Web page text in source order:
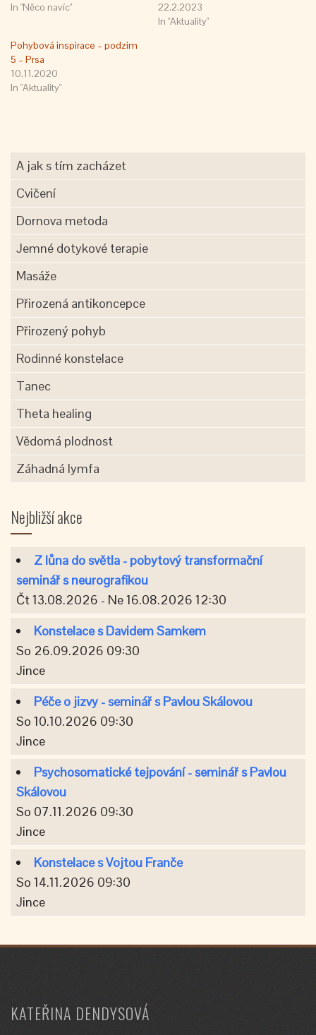
In "Něco navíc"
22.2.2023
In "Aktuality"
Pohybová inspirace – podzim
5 – Prsa
10.11.2020
In "Aktuality"
A jak s tím zacházet
Cvičení
Dornova metoda
Jemné dotykové terapie
Masáže
Přirozená antikoncepce
Přirozený pohyb
Rodinné konstelace
Tanec
Theta healing
Vědomá plodnost
Záhadná lymfa
Nejbližší akce
Z lůna do světla - pobytový transformační
seminář s neurografikou
Čt 13.08.2026 - Ne 16.08.2026 12:30
Konstelace s Davidem Samkem
So 26.09.2026 09:30
Jince
Péče o jizvy - seminář s Pavlou Skálovou
So 10.10.2026 09:30
Jince
Psychosomatické tejpování - seminář s Pavlou
Skálovou
So 07.11.2026 09:30
Jince
Konstelace s Vojtou Franče
So 14.11.2026 09:30
Jince
KATEŘINA DENDYSOVÁ